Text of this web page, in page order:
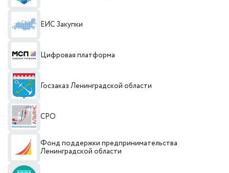
ЕИС Закупки
Цифровая платформа
Госзаказ Ленинградской области
СРО
Фонд поддержки предпринимательства
Ленинградской области